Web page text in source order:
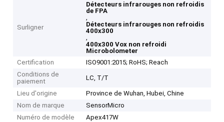
Surligner
Détecteurs infrarouges non refroidis
de FPA
,
Détecteurs infrarouges non refroidis
400x300
,
400x300 Vox non refroidi
Microbolometer
Certification
ISO9001:2015; RoHS; Reach
Conditions de
paiement
LC, T/T
Lieu d'origine
Province de Wuhan, Hubei, Chine
Nom de marque
SensorMicro
Numéro de modèle
Apex417W